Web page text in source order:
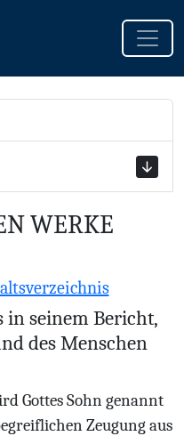
WERKE
in seinem Bericht,
des Menschen
Gottes Sohn genannt
Zeugung aus